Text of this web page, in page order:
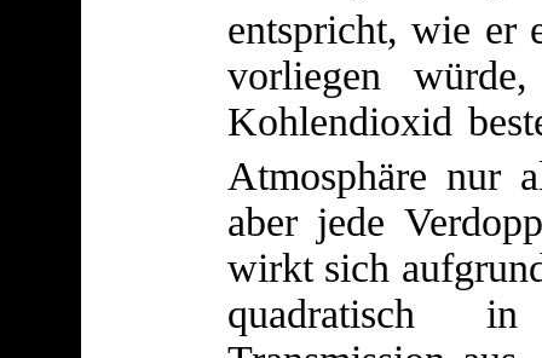
entspricht, wie er
vorliegen
Kohlendioxid
Atmosphäre nur
aber jede
wirkt sich
quadratisch